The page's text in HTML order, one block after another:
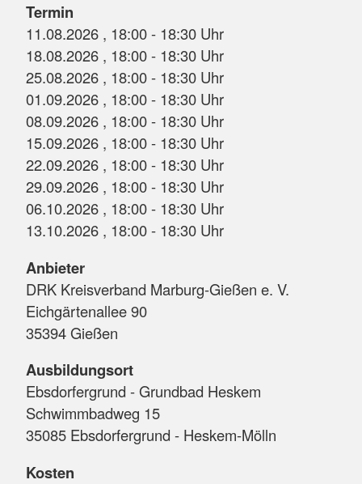
Termin
11.08.2026 , 18:00 - 18:30 Uhr
18.08.2026 , 18:00 - 18:30 Uhr
25.08.2026 , 18:00 - 18:30 Uhr
01.09.2026 , 18:00 - 18:30 Uhr
08.09.2026 , 18:00 - 18:30 Uhr
15.09.2026 , 18:00 - 18:30 Uhr
22.09.2026 , 18:00 - 18:30 Uhr
29.09.2026 , 18:00 - 18:30 Uhr
06.10.2026 , 18:00 - 18:30 Uhr
13.10.2026 , 18:00 - 18:30 Uhr
Anbieter
DRK Kreisverband Marburg-Gießen e. V.
Eichgärtenallee 90
35394 Gießen
Ausbildungsort
Ebsdorfergrund - Grundbad Heskem
Schwimmbadweg 15
35085 Ebsdorfergrund - Heskem-Mölln
Kosten